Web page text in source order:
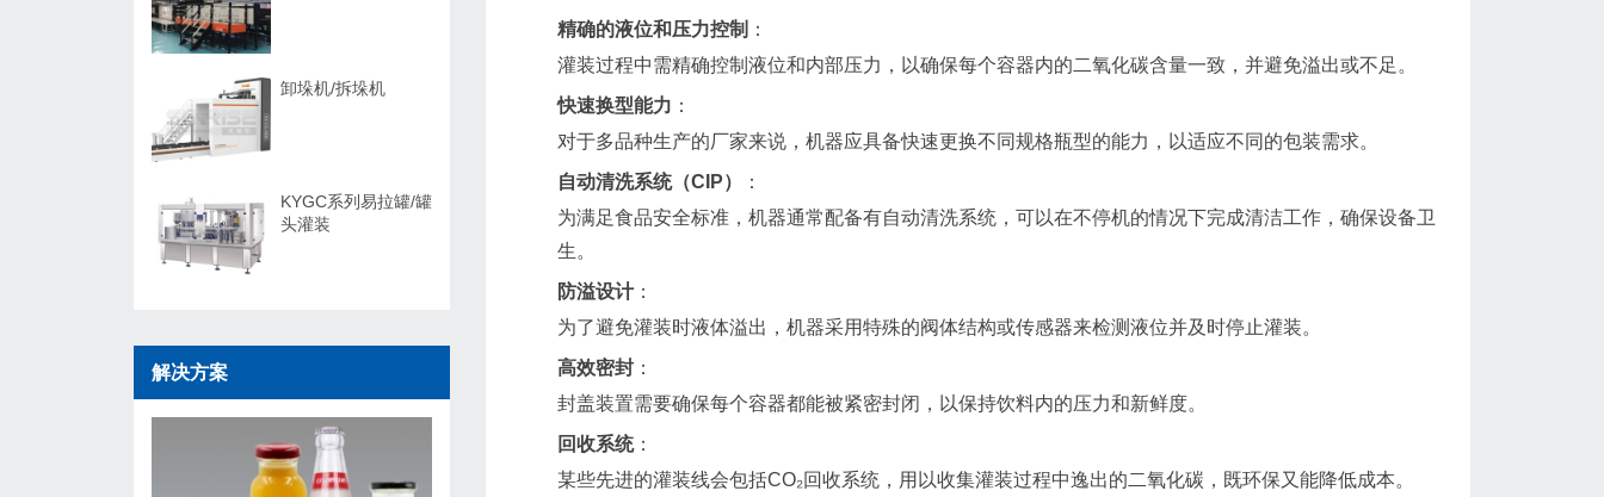
精确的液位和压力控制 ：
灌装过程中需精确控制液位和内部压力，以确保每个容器内的二氧化碳含量一致，并避免溢出或不足。
快速换型能力 ：
对于多品种生产的厂家来说，机器应具备快速更换不同规格瓶型的能力，以适应不同的包装需求。
自动清洗系统（CIP）
：
为满足食品安全标准，机器通常配备有自动清洗系统，可以在不停机的情况下完成清洁工作，确保设备卫
生。
防溢设计：
为了避免灌装时液体溢出，机器采用特殊的阀体结构或传感器来检测液位并及时停止灌装。
高效密封 ：
封盖装置需要确保每个容器都能被紧密封闭，以保持饮料内的压力和新鲜度。
回收系统：
某些先进的灌装线会包括CO₂回收系统，用以收集灌装过程中逸出的二氧化碳，既环保又能降低成本。
卸垛机/拆垛机
KYGC系列易拉罐/罐
头灌装
解决方案